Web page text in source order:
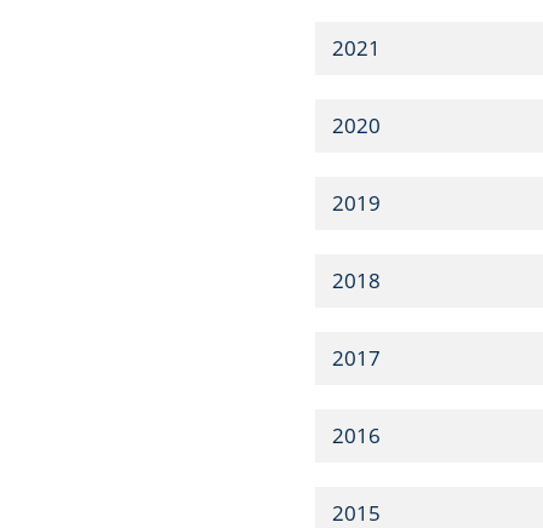
2021
2020
2019
2018
2017
2016
2015